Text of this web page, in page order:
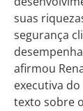
suas
segurança
afirmou
executiva
texto sobre